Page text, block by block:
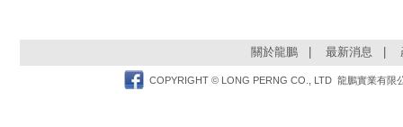
關於龍鵬| 最新消息
Facebook
COPYRIGHT © LONG PERNG CO., LTD 龍鵬實業有